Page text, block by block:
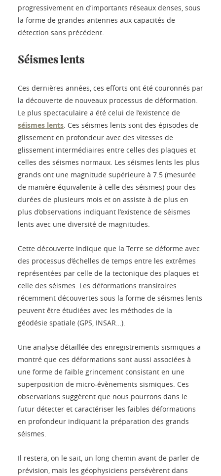
progressivement en d’importants réseaux denses, sous
la forme de grandes antennes aux capacités de
détection sans précédent.
Séismes lents
Ces dernières années, ces efforts ont été couronnés par
la découverte de nouveaux processus de déformation.
Le plus spectaculaire a été celui de l’existence de
séismes lents. Ces séismes lents sont des épisodes de
glissement en profondeur avec des vitesses de
glissement intermédiaires entre celles des plaques et
celles des séismes normaux. Les séismes lents les plus
grands ont une magnitude supérieure à 7.5 (mesurée
de manière équivalente à celle des séismes) pour des
durées de plusieurs mois et on assiste à de plus en
plus d’observations indiquant l’existence de séismes
lents avec une diversité de magnitudes.
Cette découverte indique que la Terre se déforme avec
des processus d’échelles de temps entre les extrêmes
représentées par celle de la tectonique des plaques et
celle des séismes. Les déformations transitoires
récemment découvertes sous la forme de séismes lents
peuvent être étudiées avec les méthodes de la
géodésie spatiale (GPS, INSAR…).
Une analyse détaillée des enregistrements sismiques a
montré que ces déformations sont aussi associées à
une forme de faible grincement consistant en une
superposition de micro-évènements sismiques. Ces
observations suggèrent que nous pourrons dans le
futur détecter et caractériser les faibles déformations
en profondeur indiquant la préparation des grands
séismes.
Il restera, on le sait, un long chemin avant de parler de
prévision, mais les géophysiciens persévèrent dans